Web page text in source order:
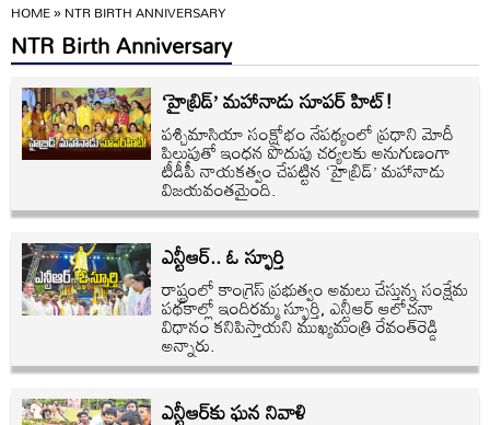
HOME»NTR BIRTH ANNIVERSARY
NTR Birth Anniversary
‘హైబ్రిడ్‌’ మహానాడు సూపర్‌ హిట్‌!
పశ్చిమాసియా సంక్షోభం నేపథ్యంలో ప్రధాని మోదీ
పిలుపుతో ఇంధన పొదుపు చర్యలకు అనుగుణంగా
టీడీపీ నాయకత్వం చేపట్టిన ‘హైబ్రిడ్‌’ మహానాడు
విజయవంతమైంది.
ఎన్టీఆర్‌.. ఓ స్ఫూర్తి
రాష్ట్రంలో కాంగ్రెస్‌ ప్రభుత్వం అమలు చేస్తున్న సంక్షేమ
పథకాల్లో ఇందిరమ్మ స్ఫూర్తి, ఎన్టీఆర్‌ ఆలోచనా
విధానం కనిపిస్తాయని ముఖ్యమంత్రి రేవంత్‌రెడ్డి
అన్నారు.
ఎన్టీఆర్‌కు ఘన నివాళి